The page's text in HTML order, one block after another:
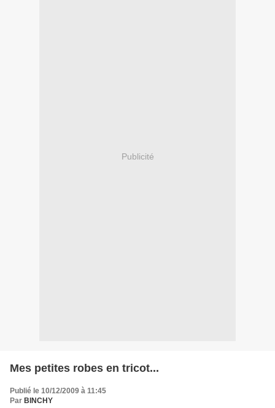
Publicité
Mes petites robes en tricot...
Publié le 10/12/2009 à 11:45
Par BINCHY